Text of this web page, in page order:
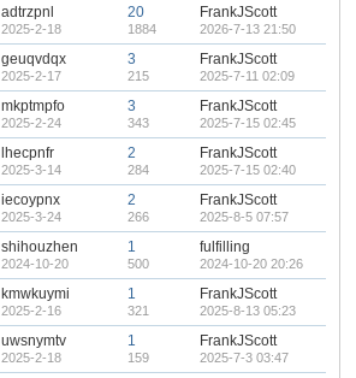
adtrzpnl
2025-2-18
20
1884
FrankJScott
2026-7-13 21:50
geuqvdqx
2025-2-17
3
215
FrankJScott
2025-7-11 02:09
mkptmpfo
2025-2-24
3
343
FrankJScott
2025-7-15 02:45
lhecpnfr
2025-3-14
2
284
FrankJScott
2025-7-15 02:40
iecoypnx
2025-3-24
2
266
FrankJScott
2025-8-5 07:57
shihouzhen
2024-10-20
1
500
fulfilling
2024-10-20 20:26
kmwkuymi
2025-2-16
1
321
FrankJScott
2025-8-13 05:23
uwsnymtv
2025-2-18
1
159
FrankJScott
2025-7-3 03:47